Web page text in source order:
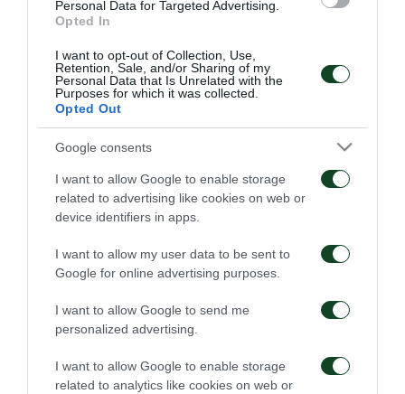
Personal Data for Targeted Advertising.
Opted In
I want to opt-out of Collection, Use,
Retention, Sale, and/or Sharing of my
Personal Data that Is Unrelated with the
Purposes for which it was collected.
Opted Out
Google consents
I want to allow Google to enable storage
related to advertising like cookies on web or
device identifiers in apps.
I want to allow my user data to be sent to
Google for online advertising purposes.
I want to allow Google to send me
personalized advertising.
I want to allow Google to enable storage
related to analytics like cookies on web or
το δώρο αυτό θα πρέπει να επικοινωνείτε πρώτα με
Τμήμα Εισιτηρίωνστο210 6470992
να ελέγξετε την διαθεσιμότητα θέσεων στην θύρα
που επιθυμείτε. Εφόσον υπάρχει διαθεσιμότητα, θα
πρέπει να καλέσετε άμεσα στο τηλεφωνικό κέντρο
την εξαργύρωση των τριφυλλιών ώστε να
δρομολογηθεί η δέσμευση της θέσης.
ΕΜΠΟΡΙΚΑ